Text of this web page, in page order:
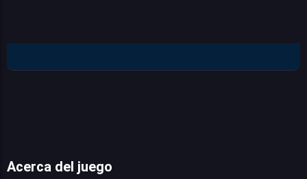
Acerca del juego